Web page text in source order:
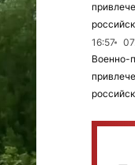
16:57
Военно-